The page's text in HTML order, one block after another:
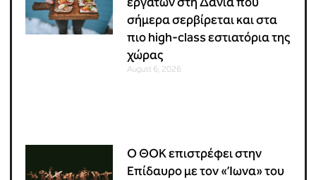
σήμερα σερβίρεται και στα
πιο high-class εστιατόρια της
χώρας
August 6, 2026
Ο ΘΟΚ επιστρέφει στην
Επίδαυρο με τον «Ίωνα» του